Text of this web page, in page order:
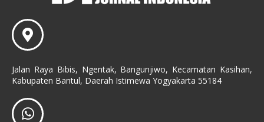
Jalan Raya Bibis, Ngentak, Bangunjiwo, Kecamatan Kasihan,
Kabupaten Bantul, Daerah Istimewa Yogyakarta 55184